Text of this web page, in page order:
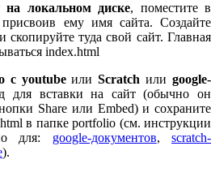
на локальном диске, поместите в
ему имя сайта. Создайте
туда свой сайт. Главная
index.html
с youtubeилиScratch или google-
для вставки на сайт (обычно он
Share или Embed) и сохраните
в папке port­fo­lio (см. инструкции
для: google-документов,scratch-
).